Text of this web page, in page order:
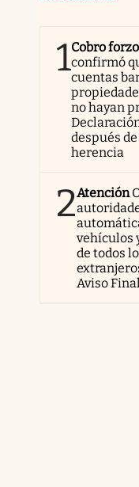
1Cobro
confirmó
cuentas
no hayan
después
herencia
2Atención
vehículos
de todos
Aviso